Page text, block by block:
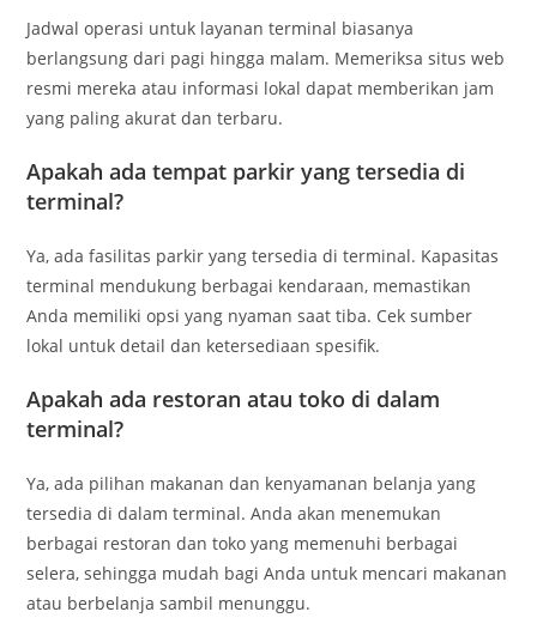
Jadwal operasi untuk layanan terminal biasanya
berlangsung dari pagi hingga malam. Memeriksa situs web
resmi mereka atau informasi lokal dapat memberikan jam
yang paling akurat dan terbaru.
Apakah ada tempat parkir yang tersedia di
terminal?
Ya, ada fasilitas parkir yang tersedia di terminal. Kapasitas
terminal mendukung berbagai kendaraan, memastikan
Anda memiliki opsi yang nyaman saat tiba. Cek sumber
lokal untuk detail dan ketersediaan spesifik.
Apakah ada restoran atau toko di dalam
terminal?
Ya, ada pilihan makanan dan kenyamanan belanja yang
tersedia di dalam terminal. Anda akan menemukan
berbagai restoran dan toko yang memenuhi berbagai
selera, sehingga mudah bagi Anda untuk mencari makanan
atau berbelanja sambil menunggu.